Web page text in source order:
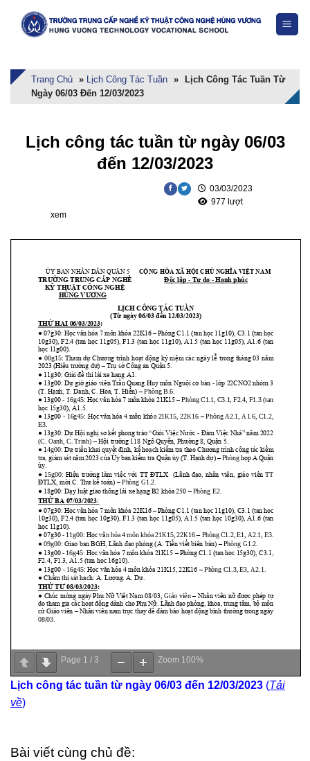
Trang Chủ » Lịch Công Tác Tuần »
Lịch Công Tác Tuần Từ
Ngày 06/03 Đến 12/03/2023
Lịch công tác tuần từ ngày 06/03
đến 12/03/2023
03/03/2023
977 lượt
xem
Page 1 / 3 Zoom 100%
Lịch công tác tuần từ ngày 06/03 đến 12/03/2023 (Tải
về)
Bài viết cùng chủ đề: